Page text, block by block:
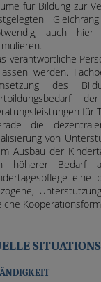
für Bildung zur
auch hier
verantwortliche
werden.
des
für
die
von
Ausbau der
höherer Bedarf
eine